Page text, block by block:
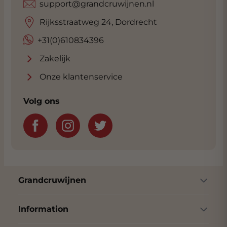
+31(0)610834396
support@grandcruwijnen.nl
Rijksstraatweg 24, Dordrecht
Zakelijk
Onze klantenservice
Volg ons
Grandcruwijnen
Information